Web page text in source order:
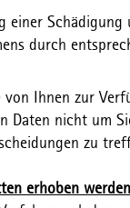
einer
durch
von Ihnen zur
Daten nicht um
zu
erhoben werden